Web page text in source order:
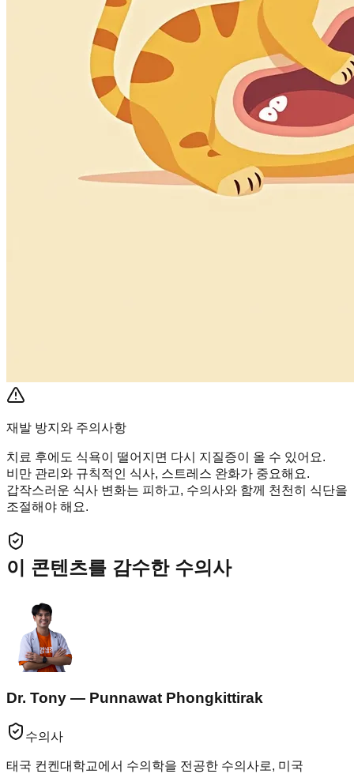
재발 방지와 주의사항
치료 후에도 식욕이 떨어지면 다시 지질증이 올 수 있어요.
비만 관리와 규칙적인 식사, 스트레스 완화가 중요해요.
갑작스러운 식사 변화는 피하고, 수의사와 함께 천천히 식단을
조절해야 해요.
이 콘텐츠를 감수한 수의사
Dr. Tony — Punnawat Phongkittirak
수의사
태국 컨켄대학교에서 수의학을 전공한 수의사로, 미국